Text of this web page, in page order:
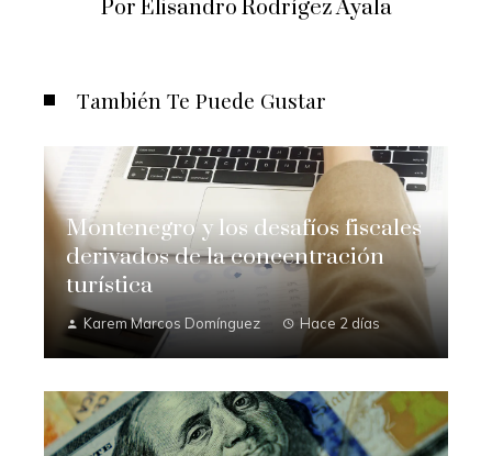
Por Elisandro Rodrígez Ayala
También Te Puede Gustar
Montenegro y los desafíos fiscales
derivados de la concentración
turística
Karem Marcos Domínguez Hace 2 días